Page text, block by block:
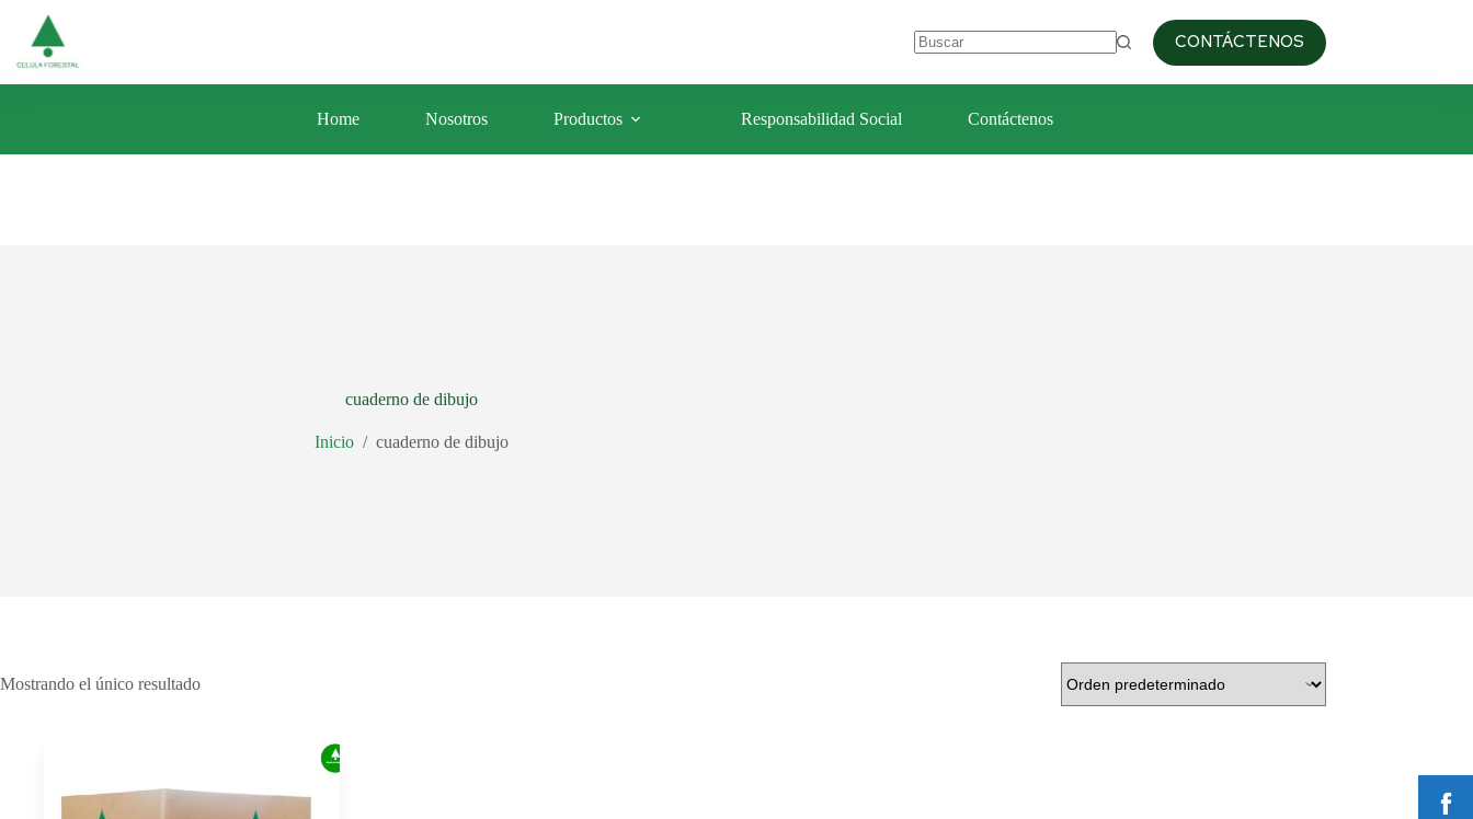
contenido
celulaforestal@celulaforestal.com 09:00am / 6:00pm
+51 993 687 103
resultados
CONTÁCTENOS
Home Nosotros Productos Responsabilidad Social Contáctenos
cuaderno de dibujo
Inicio / cuaderno de dibujo
Mostrando el único resultado